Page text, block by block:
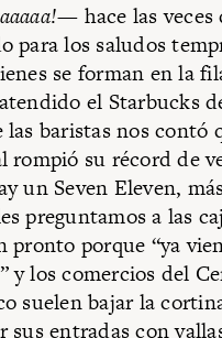
— hace las veces
para los saludos
se forman en la
el Starbucks
las baristas nos contó
rompió su récord de
un Seven Eleven,
preguntamos a las
pronto porque “ya
y los comercios del
suelen bajar la
sus entradas con